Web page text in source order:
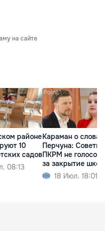
на сайте
районе
10
садов
08:13
Караман о словах
Перчуна:
ПКРМ не
за закрытие школ
18 Июл. 18:01